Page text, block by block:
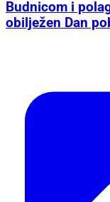
Budnicom i
obilježen Dan